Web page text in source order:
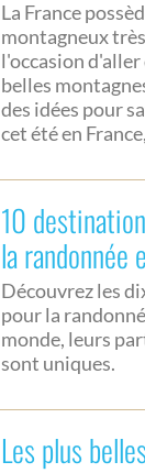
La France
montagneux
l'occasion
belles
des idées pour
cet été en
10
la randonnée
Découvrez les
pour la
monde, leurs
sont uniques.
Les plus